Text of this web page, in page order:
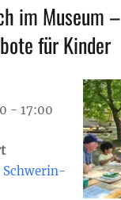
im Museum –
für Kinder
- 17:00
Schwerin-